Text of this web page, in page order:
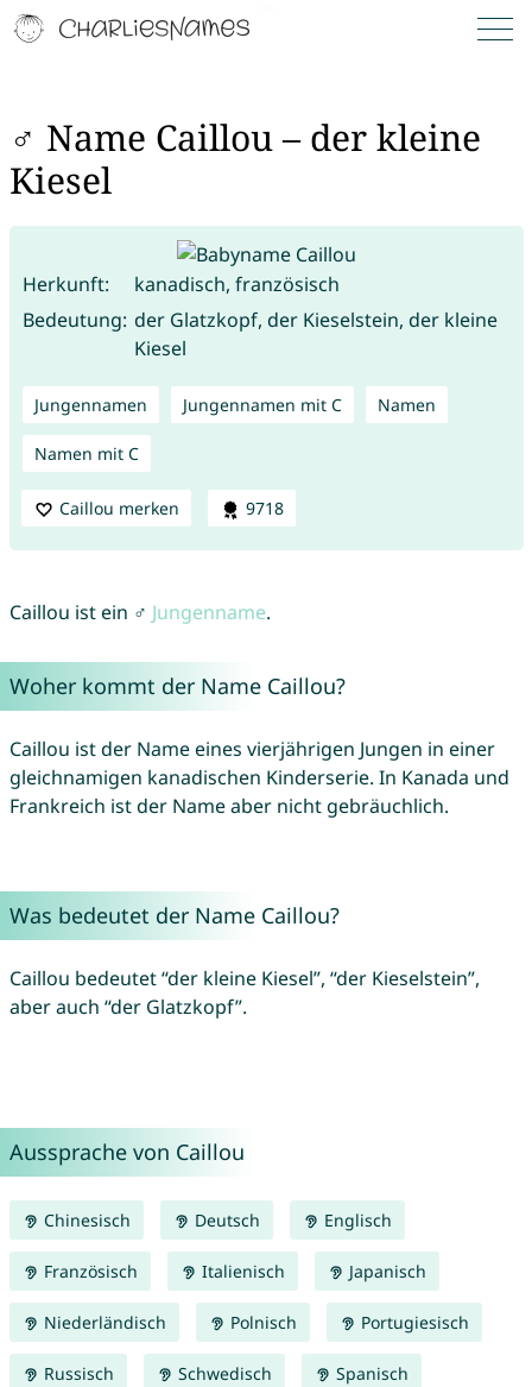
♂ Name Caillou – der kleine
Kiesel
Herkunft:
kanadisch, französisch
Bedeutung: der Glatzkopf, der Kieselstein, der kleine
Kiesel
Jungennamen Jungennamen mit C Namen
Namen mit C
Caillou merken 9718
Caillou ist ein ♂ Jungenname.
Woher kommt der Name Caillou?
Caillou ist der Name eines vierjährigen Jungen in einer
gleichnamigen kanadischen Kinderserie. In Kanada und
Frankreich ist der Name aber nicht gebräuchlich.
Was bedeutet der Name Caillou?
Caillou bedeutet “der kleine Kiesel”, “der Kieselstein”,
aber auch “der Glatzkopf”.
Aussprache von Caillou
Chinesisch Deutsch Englisch
Französisch Italienisch Japanisch
Niederländisch Polnisch Portugiesisch
Russisch Schwedisch Spanisch